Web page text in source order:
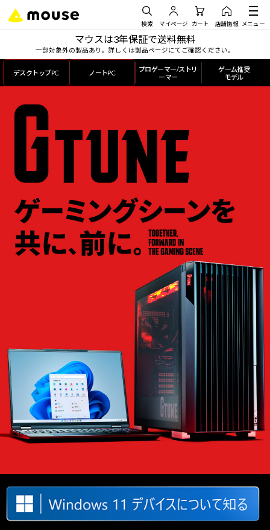
検索 マイページ カート 店舗情報 メニュー
マウスは3年保証で送料無料
一部対象外の製品あり。詳しくは製品ページにてご確認ください。
デスクトップPC ノートPC
プロゲーマー/ストリ
ーマー
ゲーム推奨
モデル